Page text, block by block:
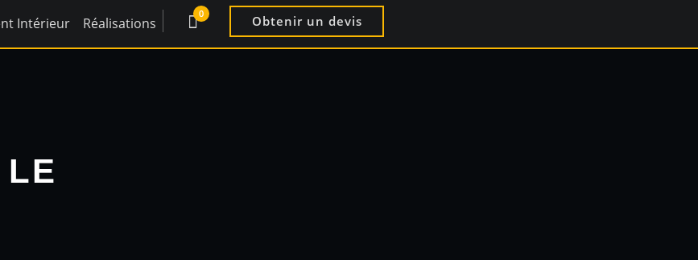
Intérieur Réalisations
0 Obtenir un devis